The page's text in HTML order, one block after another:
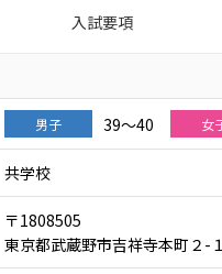
入試要項
男子 39～40 女
共学校
〒1808505
東京都武蔵野市吉祥寺本町２-